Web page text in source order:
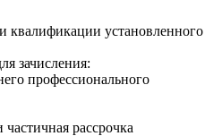
квалификации установленного
зачисления:
профессионального
рассрочка